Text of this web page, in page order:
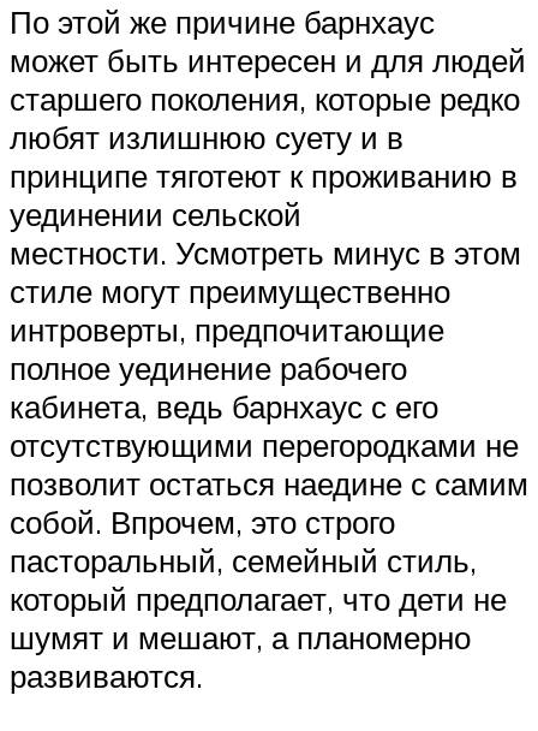
По этой же причине барнхаус
может быть интересен и для людей
старшего поколения, которые редко
любят излишнюю суету и в
принципе тяготеют к проживанию в
уединении сельской
местности. Усмотреть минус в этом
стиле могут преимущественно
интроверты, предпочитающие
полное уединение рабочего
кабинета, ведь барнхаус с его
отсутствующими перегородками не
позволит остаться наедине с самим
собой. Впрочем, это строго
пасторальный, семейный стиль,
который предполагает, что дети не
шумят и мешают, а планомерно
развиваются.